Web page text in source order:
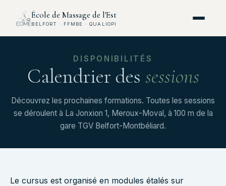
École de Massage de l'Est
BELFORT · FFMBE · QUALIOPI
DISPONIBILITÉS
Calendrier des sessions
Découvrez les prochaines formations. Toutes les sessions
se déroulent à La Jonxion 1, Meroux-Moval, à 100 m de la
gare TGV Belfort-Montbéliard.
Le cursus est organisé en modules étalés sur